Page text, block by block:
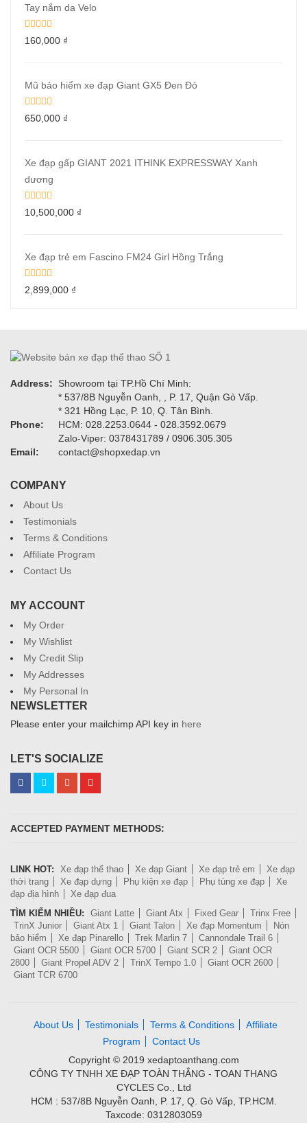
Tay nắm da Velo
160,000 ₫
Mũ bảo hiểm xe đạp Giant GX5 Đen Đỏ
650,000 ₫
Xe đạp gấp GIANT 2021 ITHINK EXPRESSWAY Xanh
dương
10,500,000 ₫
Xe đạp trẻ em Fascino FM24 Girl Hồng Trắng
2,899,000 ₫
Address:
Showroom tại TP.Hồ Chí Minh:
* 537/8B Nguyễn Oanh, , P. 17, Quận Gò Vấp.
* 321 Hồng Lạc, P. 10, Q. Tân Bình.
Phone:
HCM: 028.2253.0644 - 028.3592.0679
Zalo-Viper: 0378431789 / 0906.305.305
Email:
contact@shopxedap.vn
COMPANY
About Us
Testimonials
Terms & Conditions
Affiliate Program
Contact Us
MY ACCOUNT
My Order
My Wishlist
My Credit Slip
My Addresses
My Personal In
NEWSLETTER
Please enter your mailchimp API key in here
LET'S SOCIALIZE
ACCEPTED PAYMENT METHODS:
LINK HOT: Xe đạp thể thao Xe đạp Giant Xe đạp trẻ em
Xe đạp
thời trang
Xe đạp dựng Phụ kiện xe đạp Phụ tùng xe đạp
Xe
đạp địa hình
Xe đạp đua
TÌM KIẾM NHIỀU:
Giant Latte Giant Atx Fixed Gear
Trinx Free
TrinX Junior
Giant Atx 1 Giant Talon Xe đạp Momentum
Nón
bảo hiểm
Xe đạp Pinarello Trek Marlin 7
Cannondale Trail 6
Giant OCR 5500
Giant OCR 5700 Giant SCR 2
Giant OCR
2800
Giant Propel ADV 2 TrinX Tempo 1.0
Giant OCR 2600
Giant TCR 6700
About Us Testimonials Terms & Conditions
Affiliate
Program
Contact Us
Copyright © 2019 xedaptoanthang.com
CÔNG TY TNHH XE ĐẠP TOÀN THẮNG - TOAN THANG
CYCLES Co., Ltd
HCM : 537/8B Nguyễn Oanh, P. 17, Q. Gò Vấp, TP.HCM.
Taxcode: 0312803059